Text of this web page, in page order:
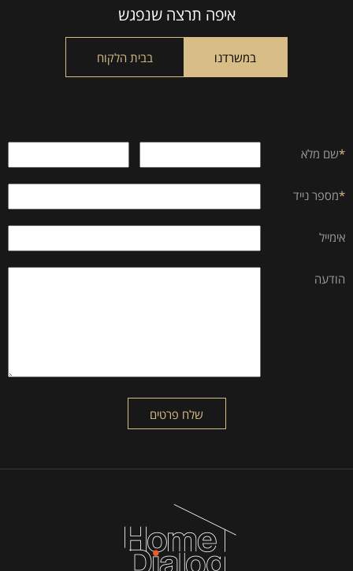
איפה תרצה שנפגש
במשרדנו בבית הלקוח
*שם מלא
*מספר נייד
אימייל
הודעה